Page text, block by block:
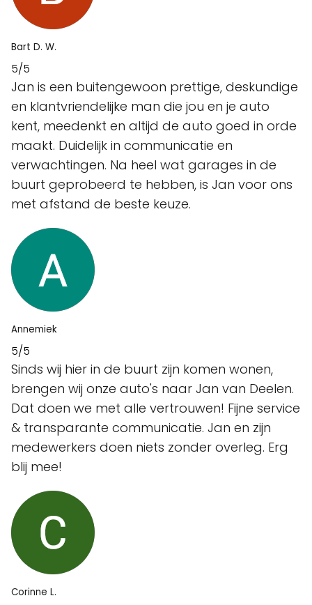
Bart D. W.
5/5
Jan is een buitengewoon prettige, deskundige
en klantvriendelijke man die jou en je auto
kent, meedenkt en altijd de auto goed in orde
maakt. Duidelijk in communicatie en
verwachtingen. Na heel wat garages in de
buurt geprobeerd te hebben, is Jan voor ons
met afstand de beste keuze.
Annemiek
5/5
Sinds wij hier in de buurt zijn komen wonen,
brengen wij onze auto's naar Jan van Deelen.
Dat doen we met alle vertrouwen! Fijne service
& transparante communicatie. Jan en zijn
medewerkers doen niets zonder overleg. Erg
blij mee!
Corinne L.